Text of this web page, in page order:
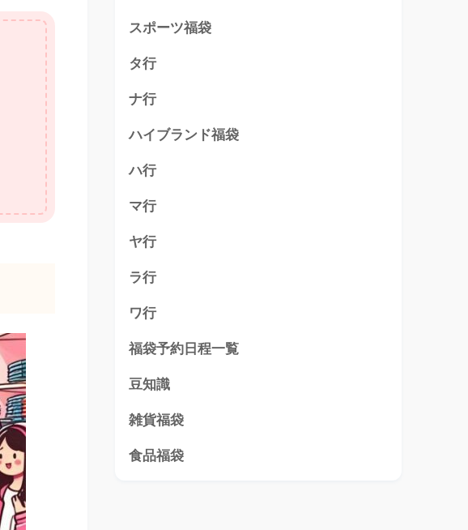
スポーツ福袋
タ行
ナ行
ハイブランド福袋
ハ行
マ行
ヤ行
ラ行
ワ行
福袋予約日程一覧
豆知識
雑貨福袋
食品福袋